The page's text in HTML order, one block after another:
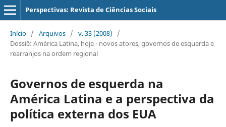
Perspectivas: Revista de Ciências Sociais
Início / Arquivos / v. 33 (2008)
/
Dossiê: América Latina, hoje - novos atores, governos de esquerda e
rearranjos na ordem regional
Governos de esquerda na
América Latina e a perspectiva da
política externa dos EUA